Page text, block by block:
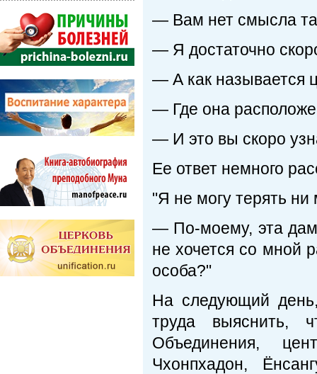
— Вам нет смысла
— Я достаточно
— А как называется
— Где она
— И это вы скоро
Ее ответ немного
"Я не могу терять
— По-моему, эта
не хочется со мной
особа?"
На следующий
труда выяснить,
Объединения,
Чхонпхадон,